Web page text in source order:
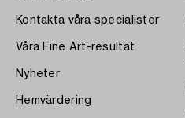
Kontakta våra specialister
Våra Fine Art-resultat
Nyheter
Hemvärdering